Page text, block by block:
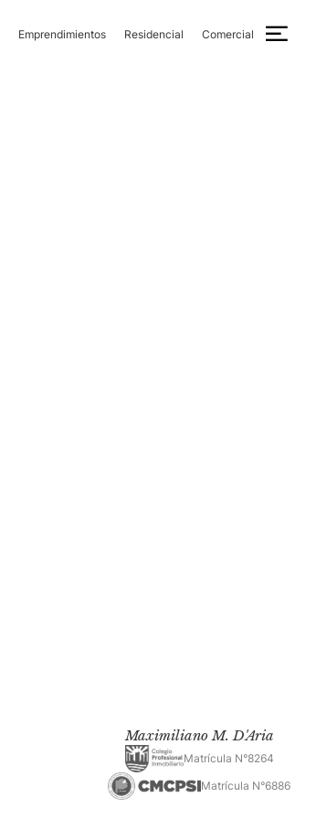
Emprendimientos Residencial Comercial
Maximiliano M. D'Aria
Matrícula N°8264
Matrícula N°6886